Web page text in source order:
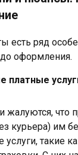
есть ряд
до оформления.
платные
жалуются, что
курьера) им
такие